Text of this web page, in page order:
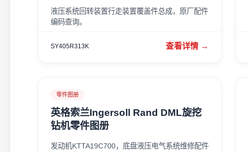
液压系统回转装置行走装置覆盖件总成，原厂配件
编码查询。
SY405R313K 查看详情 →
零件图册
英格索兰Ingersoll Rand DML旋挖
钻机零件图册
发动机KTTA19C700，底盘液压电气系统维修配件